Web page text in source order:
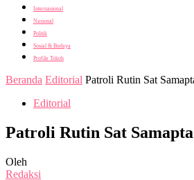
Internasional
Nasional
Politik
Sosial & Budaya
Profile Tokoh
Beranda Editorial Patroli Rutin Sat
Editorial
Patroli Rutin Sat
Oleh
Redaksi